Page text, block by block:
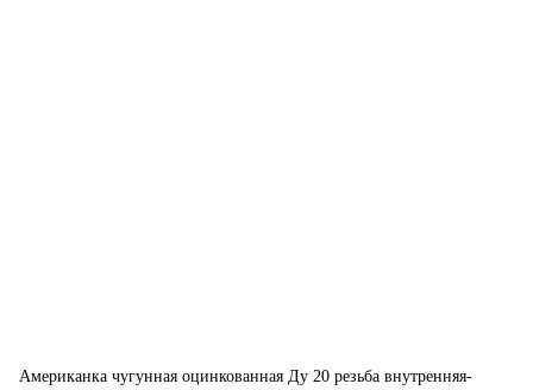
Американка чугунная оцинкованная Ду 20 резьба внутренняя-